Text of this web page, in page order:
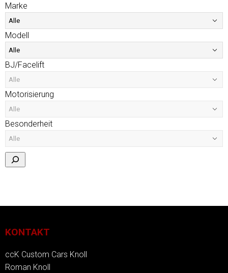
Marke
Modell
BJ/Facelift
Motorisierung
Besonderheit
KONTAKT
ccK Custom Cars Knoll
Roman Knoll